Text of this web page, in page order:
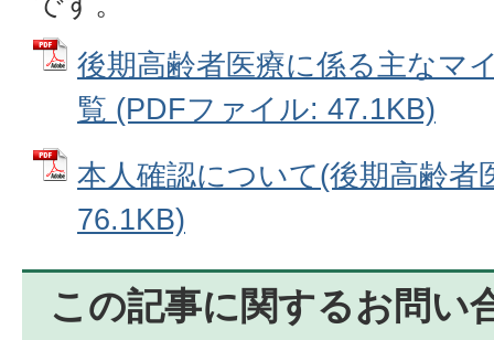
後期高齢者医療に係る主なマ
覧 (PDFファイル: 47.1KB)
本人確認について(後期高齢者
76.1KB)
この記事に関するお問い